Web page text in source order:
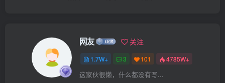
网友 关注
1.7W+ 3 101 4785W+
这家伙很懒，什么都没有写...